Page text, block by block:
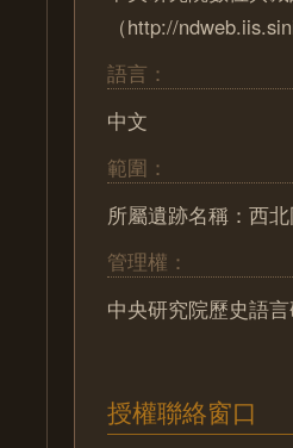
（http://
語言：
中文
範圍：
所屬遺跡名稱：西
管理權：
中央研究院歷史語
授權聯絡窗口